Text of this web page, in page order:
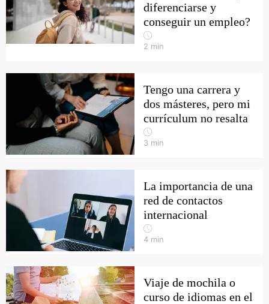
diferenciarse y
conseguir un empleo?
2 min
Tengo una carrera y
dos másteres, pero mi
currículum no resalta
3 min
La importancia de una
red de contactos
internacional
4 min
Viaje de mochila o
curso de idiomas en el